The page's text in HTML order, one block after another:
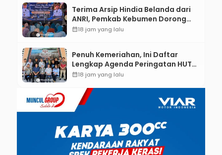
Terima Arsip Hindia Belanda dari
ANRI, Pemkab Kebumen Dorong
Integrasi Sejarah, Geopark, dan
calendar_month18 jam yang lalu
Penuh Kemeriahan, Ini Daftar
Lengkap Agenda Peringatan HUT
ke-81 RI dan Hari Jadi ke-397
calendar_month18 jam yang lalu